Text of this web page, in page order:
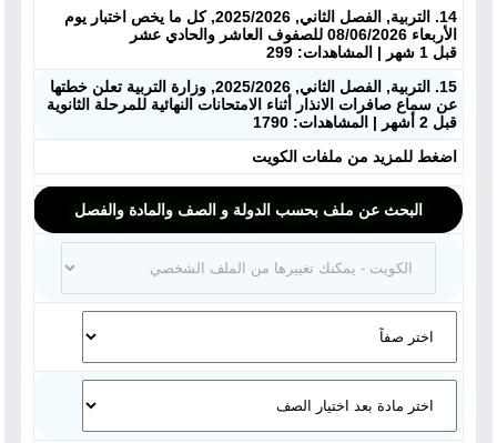
14. التربية, الفصل الثاني, 2025/2026, كل ما يخص اختبار يوم
الأربعاء 08/06/2026 للصفوف العاشر والحادي عشر
قبل 1 شهر | المشاهدات: 299
15. التربية, الفصل الثاني, 2025/2026, وزارة التربية تعلن خطتها
عن سماع صافرات الانذار أثناء الامتحانات النهائية للمرحلة الثانوية
قبل 2 أشهر | المشاهدات: 1790
اضغط للمزيد من ملفات الكويت
البحث عن ملف بحسب الدولة و الصف والمادة والفصل